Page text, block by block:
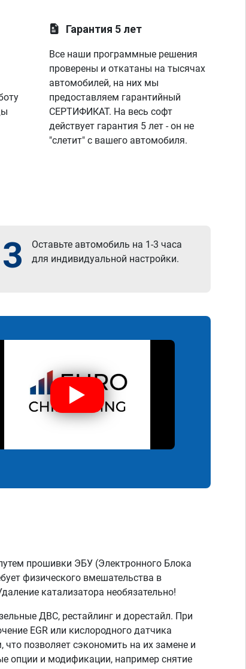
Гарантия 5 лет
Все наши программные решения
проверены и откатаны на тысячах
автомобилей, на них мы
предоставляем гарантийный
СЕРТИФИКАТ. На весь софт
действует гарантия 5 лет - он не
"слетит" с вашего автомобиля.
3
Оставьте автомобиль на 1-3 часа
для индивидуальной настройки.
прошивки ЭБУ (Электронного Блока
физического вмешательства в
катализатора необязательно!
ДВС, рестайлинг и дорестайл. При
EGR или кислородного датчика
позволяет сэкономить на их замене и
опции и модификации, например снятие